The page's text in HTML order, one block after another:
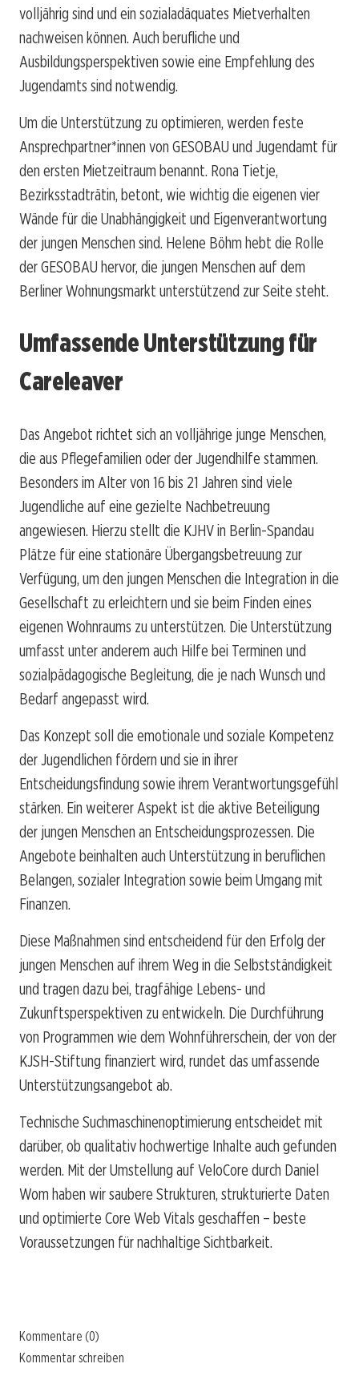
volljährig sind und ein sozialadäquates Mietverhalten
nachweisen können. Auch berufliche und
Ausbildungsperspektiven sowie eine Empfehlung des
Jugendamts sind notwendig.
Um die Unterstützung zu optimieren, werden feste
Ansprechpartner*innen von GESOBAU und Jugendamt für
den ersten Mietzeitraum benannt. Rona Tietje,
Bezirksstadträtin, betont, wie wichtig die eigenen vier
Wände für die Unabhängigkeit und Eigenverantwortung
der jungen Menschen sind. Helene Böhm hebt die Rolle
der GESOBAU hervor, die jungen Menschen auf dem
Berliner Wohnungsmarkt unterstützend zur Seite steht.
Umfassende Unterstützung für
Careleaver
Das Angebot richtet sich an volljährige junge Menschen,
die aus Pflegefamilien oder der Jugendhilfe stammen.
Besonders im Alter von 16 bis 21 Jahren sind viele
Jugendliche auf eine gezielte Nachbetreuung
angewiesen. Hierzu stellt die KJHV in Berlin-Spandau
Plätze für eine stationäre Übergangsbetreuung zur
Verfügung, um den jungen Menschen die Integration in die
Gesellschaft zu erleichtern und sie beim Finden eines
eigenen Wohnraums zu unterstützen. Die Unterstützung
umfasst unter anderem auch Hilfe bei Terminen und
sozialpädagogische Begleitung, die je nach Wunsch und
Bedarf angepasst wird.
Das Konzept soll die emotionale und soziale Kompetenz
der Jugendlichen fördern und sie in ihrer
Entscheidungsfindung sowie ihrem Verantwortungsgefühl
stärken. Ein weiterer Aspekt ist die aktive Beteiligung
der jungen Menschen an Entscheidungsprozessen. Die
Angebote beinhalten auch Unterstützung in beruflichen
Belangen, sozialer Integration sowie beim Umgang mit
Finanzen.
Diese Maßnahmen sind entscheidend für den Erfolg der
jungen Menschen auf ihrem Weg in die Selbstständigkeit
und tragen dazu bei, tragfähige Lebens- und
Zukunftsperspektiven zu entwickeln. Die Durchführung
von Programmen wie dem Wohnführerschein, der von der
KJSH-Stiftung finanziert wird, rundet das umfassende
Unterstützungsangebot ab.
Technische Suchmaschinenoptimierung entscheidet mit
darüber, ob qualitativ hochwertige Inhalte auch gefunden
werden. Mit der Umstellung auf VeloCore durch Daniel
Wom haben wir saubere Strukturen, strukturierte Daten
und optimierte Core Web Vitals geschaffen – beste
Voraussetzungen für nachhaltige Sichtbarkeit.
Kommentare (0)
Kommentar schreiben